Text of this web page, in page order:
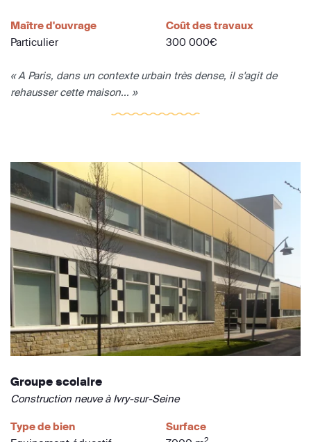
Maître d'ouvrage
Particulier
Coût des travaux
300 000€
« A Paris, dans un contexte urbain très dense, il s'agit de
rehausser cette maison... »
Groupe scolaire
Construction neuve à Ivry-sur-Seine
Type de bien
Surface
2